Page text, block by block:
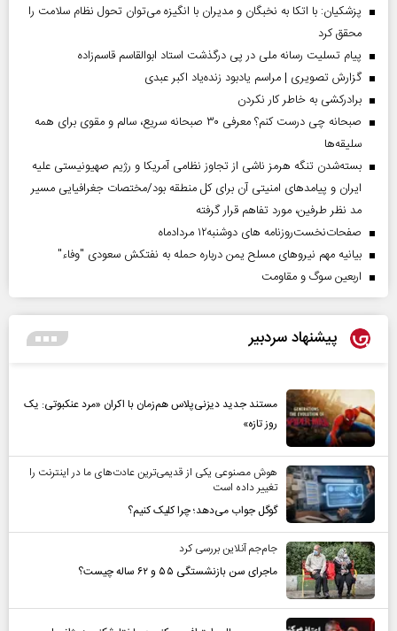
پزشکیان: با اتکا به نخبگان و مدیران با انگیزه می‌توان تحول نظام سلامت را
محقق کرد
پیام تسلیت رسانه ملی در پی درگذشت استاد ابوالقاسم قاسم‌زاده
گزارش تصویری | مراسم یادبود زنده‌یاد اکبر عبدی
برادرکشی به خاطر کار نکردن
صبحانه چی درست کنم؟ معرفی ۳۰ صبحانه سریع، سالم و مقوی برای همه
سلیقه‌ها
بسته‌شدن تنگه هرمز ناشی از تجاوز نظامی آمریکا و رژیم صهیونیستی علیه
ایران و پیامد‌های امنیتی آن برای کل منطقه بود/مختصات جغرافیایی مسیر
مد نظر طرفین، مورد تفاهم قرار گرفته
صفحات‌نخست‌روزنامه ها‌ی دوشنبه‌۱۲ مردادماه
بیانیه مهم نیروهای مسلح یمن درباره حمله به نفتکش سعودی "وفاء"
اربعین سوگ و مقاومت
پیشنهاد سردبیر
مستند جدید دیزنی‌پلاس هم‌زمان با اکران «مرد عنکبوتی: یک
روز تازه»
هوش مصنوعی یکی از قدیمی‌ترین عادت‌های ما در اینترنت را
تغییر داده است
گوگل جواب می‌دهد؛ چرا کلیک کنیم؟
جام‌جم آنلاین بررسی کرد
ماجرای سن بازنشستگی ۵۵ و ۶۲ ساله چیست؟